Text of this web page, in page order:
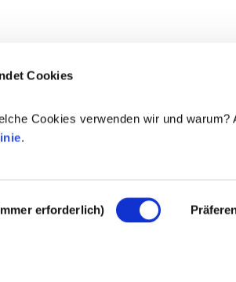
Cookies
Cookies verwenden wir und warum?
.
erforderlich)